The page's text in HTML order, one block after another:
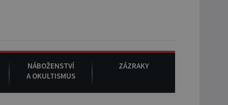
NÁBOŽENSTVÍ
A OKULTISMUS
ZÁZRAKY